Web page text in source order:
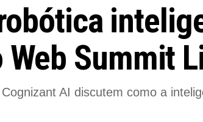
Summit
AI discutem como a